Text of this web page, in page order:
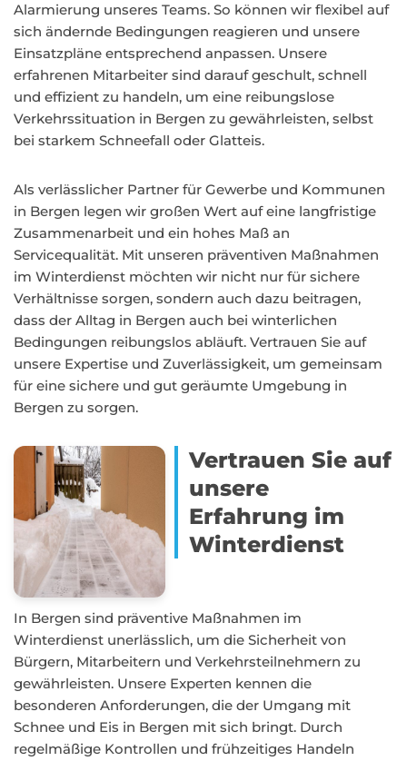
Alarmierung unseres Teams. So können wir flexibel auf
sich ändernde Bedingungen reagieren und unsere
Einsatzpläne entsprechend anpassen. Unsere
erfahrenen Mitarbeiter sind darauf geschult, schnell
und effizient zu handeln, um eine reibungslose
Verkehrssituation in Bergen zu gewährleisten, selbst
bei starkem Schneefall oder Glatteis.
Als verlässlicher Partner für Gewerbe und Kommunen
in Bergen legen wir großen Wert auf eine langfristige
Zusammenarbeit und ein hohes Maß an
Servicequalität. Mit unseren präventiven Maßnahmen
im Winterdienst möchten wir nicht nur für sichere
Verhältnisse sorgen, sondern auch dazu beitragen,
dass der Alltag in Bergen auch bei winterlichen
Bedingungen reibungslos abläuft. Vertrauen Sie auf
unsere Expertise und Zuverlässigkeit, um gemeinsam
für eine sichere und gut geräumte Umgebung in
Bergen zu sorgen.
Vertrauen Sie auf
unsere
Erfahrung im
Winterdienst
In Bergen sind präventive Maßnahmen im
Winterdienst unerlässlich, um die Sicherheit von
Bürgern, Mitarbeitern und Verkehrsteilnehmern zu
gewährleisten. Unsere Experten kennen die
besonderen Anforderungen, die der Umgang mit
Schnee und Eis in Bergen mit sich bringt. Durch
regelmäßige Kontrollen und frühzeitiges Handeln